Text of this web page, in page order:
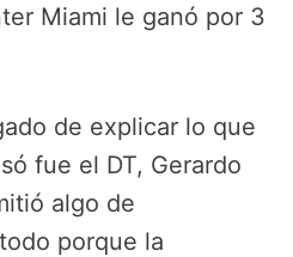
Miami le ganó por 3
de explicar lo que
fue el DT, Gerardo
algo de
porque la